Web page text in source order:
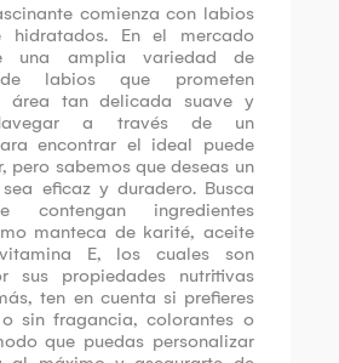
comienza con labios
hidratados. En el mercado
una amplia variedad de
de labios que prometen
área tan delicada suave y
a través de un
encontrar el ideal puede
pero sabemos que deseas un
eficaz y duradero. Busca
contengan ingredientes
manteca de karité, aceite
E, los cuales son
sus propiedades nutritivas
ten en cuenta si prefieres
sin fragancia, colorantes o
que puedas personalizar